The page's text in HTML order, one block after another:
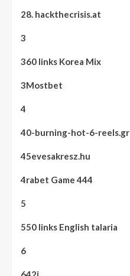
28. hackthecrisis.at
3
360 links Korea Mix
3Mostbet
4
40-burning-hot-6-reels.gr
45evesakresz.hu
4rabet Game 444
5
550 links English talaria
6